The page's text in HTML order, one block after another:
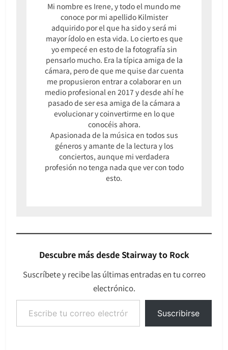
Mi nombre es Irene, y todo el mundo me
conoce por mi apellido Kilmister
adquirido por el que ha sido y será mi
mayor ídolo en esta vida. Lo cierto es que
yo empecé en esto de la fotografía sin
pensarlo mucho. Era la típica amiga de la
cámara, pero de que me quise dar cuenta
me propusieron entrar a colaborar en un
medio profesional en 2017 y desde ahí he
pasado de ser esa amiga de la cámara a
evolucionar y coinvertirme en lo que
conocéis ahora.
Apasionada de la música en todos sus
géneros y amante de la lectura y los
conciertos, aunque mi verdadera
profesión no tenga nada que ver con todo
esto.
Descubre más desde Stairway to Rock
Suscríbete y recibe las últimas entradas en tu correo
electrónico.
Escribe tu correo electrónico…
Suscribirse